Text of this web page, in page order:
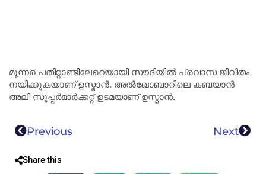
മൂന്നര പതിറ്റാണ്ടിലേറെയായി സൗദിയിൽ പ്രവാസ ജീവിതം
നയിക്കുകയാണ് ഉസ്മാൻ. അൽഖോബാറിലെ കബയാൻ
അലി സൂപ്പർമാർക്കറ്റ് ഉടമയാണ് ഉസ്മാൻ.
Previous Next
Share this